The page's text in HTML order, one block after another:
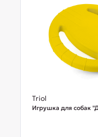
Triol
Игрушка для собак